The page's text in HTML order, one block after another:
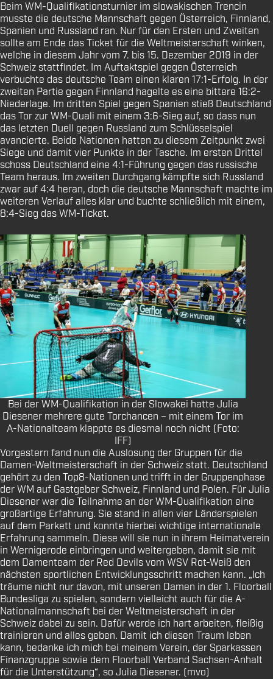
Beim WM-Qualifikationsturnier im slowakischen Trencin
musste die deutsche Mannschaft gegen Österreich, Finnland,
Spanien und Russland ran. Nur für den Ersten und Zweiten
sollte am Ende das Ticket für die Weltmeisterschaft winken,
welche in diesem Jahr vom 7. bis 15. Dezember 2019 in der
Schweiz stattfindet. Im Auftaktspiel gegen Österreich
verbuchte das deutsche Team einen klaren 17:1-Erfolg. In der
zweiten Partie gegen Finnland hagelte es eine bittere 16:2-
Niederlage. Im dritten Spiel gegen Spanien stieß Deutschland
das Tor zur WM-Quali mit einem 3:6-Sieg auf, so dass nun
das letzten Duell gegen Russland zum Schlüsselspiel
avancierte. Beide Nationen hatten zu diesem Zeitpunkt zwei
Siege und damit vier Punkte in der Tasche. Im ersten Drittel
schoss Deutschland eine 4:1-Führung gegen das russische
Team heraus. Im zweiten Durchgang kämpfte sich Russland
zwar auf 4:4 heran, doch die deutsche Mannschaft machte im
weiteren Verlauf alles klar und buchte schließlich mit einem,
8:4-Sieg das WM-Ticket.
Bei der WM-Qualifikation in der Slowakei hatte Julia
Diesener mehrere gute Torchancen – mit einem Tor im
A-Nationalteam klappte es diesmal noch nicht (Foto:
IFF)
Vorgestern fand nun die Auslosung der Gruppen für die
Damen-Weltmeisterschaft in der Schweiz statt. Deutschland
gehört zu den Top8-Nationen und trifft in der Gruppenphase
der WM auf Gastgeber Schweiz, Finnland und Polen. Für Julia
Diesener war die Teilnahme an der WM-Qualifikation eine
großartige Erfahrung. Sie stand in allen vier Länderspielen
auf dem Parkett und konnte hierbei wichtige internationale
Erfahrung sammeln. Diese will sie nun in ihrem Heimatverein
in Wernigerode einbringen und weitergeben, damit sie mit
dem Damenteam der Red Devils vom WSV Rot-Weiß den
nächsten sportlichen Entwicklungsschritt machen kann. „Ich
träume nicht nur davon, mit unseren Damen in der 1. Floorball
Bundesliga zu spielen, sondern vielleicht auch für die A-
Nationalmannschaft bei der Weltmeisterschaft in der
Schweiz dabei zu sein. Dafür werde ich hart arbeiten, fleißig
trainieren und alles geben. Damit ich diesen Traum leben
kann, bedanke ich mich bei meinem Verein, der Sparkassen
Finanzgruppe sowie dem Floorball Verband Sachsen-Anhalt
für die Unterstützung“, so Julia Diesener. (mvo)